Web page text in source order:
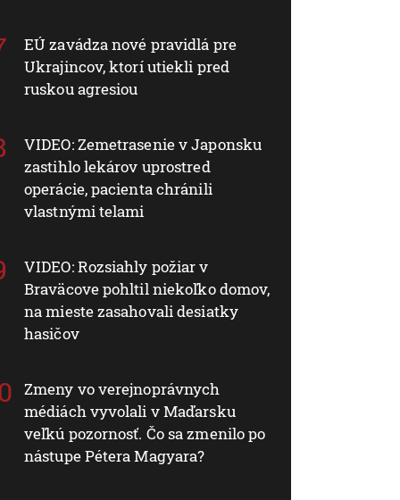
EÚ zavádza nové pravidlá pre
Ukrajincov, ktorí utiekli pred
ruskou agresiou
VIDEO: Zemetrasenie v Japonsku
zastihlo lekárov uprostred
operácie, pacienta chránili
vlastnými telami
VIDEO: Rozsiahly požiar v
Braväcove pohltil niekoľko domov,
na mieste zasahovali desiatky
hasičov
Zmeny vo verejnoprávnych
médiách vyvolali v Maďarsku
veľkú pozornosť. Čo sa zmenilo po
nástupe Pétera Magyara?